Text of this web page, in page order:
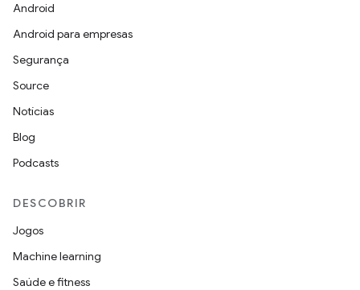
Android
Android para empresas
Segurança
Source
Notícias
Blog
Podcasts
DESCOBRIR
Jogos
Machine learning
Saúde e fitness